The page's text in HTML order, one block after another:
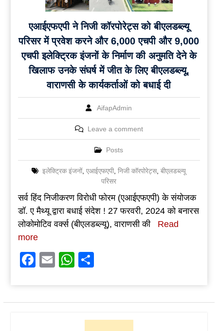
एआईएफएपी ने निजी कॉरपोरेट्स को बीएलडब्ल्यू
परिसर में प्रवेश करने और 6,000 एचपी और 9,000
एचपी इलेक्ट्रिक इंजनों के निर्माण की अनुमति देने के
खिलाफ उनके संघर्ष में जीत के लिए बीएलडब्ल्यू,
वाराणसी के कार्यकर्ताओं को बधाई दी
AifapAdmin
Leave a comment
Posts
इलेक्ट्रिक इंजनों,एआईएफएपी,निजी कॉरपोरेट्स,बीएलडब्ल्यू
परिसर
सर्व हिंद निजीकरण विरोधी फोरम (एआईएफएपी) के संयोजक
डॉ. ए मैथ्यू द्वारा बधाई संदेश ! 27 फरवरी, 2024 को बनारस
लोकोमोटिव वर्क्स (बीएलडब्ल्यू), वाराणसी की
Read
more
Facebook
EmailWhatsApp